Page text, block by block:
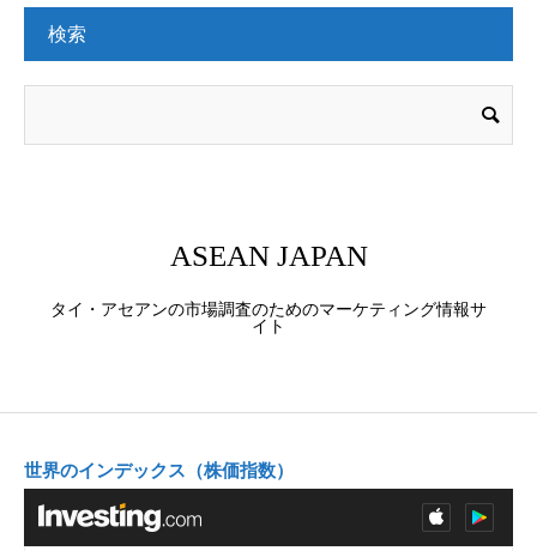
検索
ASEAN JAPAN
タイ・アセアンの市場調査のためのマーケティング情報サ
イト
世界のインデックス（株価指数）